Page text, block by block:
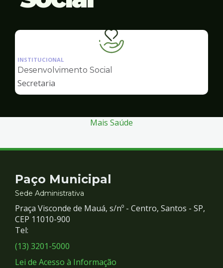
Ilustração
da
pagina
INSTITUCIONAL
Desenvolvimento Social
Secretaria
Mais Saúde
Contato
e
Redes
Sociais
Paço Municipal
Sede Administrativa
Praça Visconde de Mauá, s/nº - Centro, Santos - SP,
CEP 11010-900
Tel:
(13) 3201-5000
Lei de Acesso à Informação